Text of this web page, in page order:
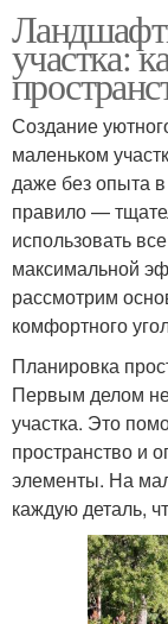
участка:
Создание
маленьком
даже без опыта
правило —
использовать
максимальной
рассмотрим
комфортного
Планировка
Первым делом
участка. Это
пространство и
элементы. На
каждую деталь,